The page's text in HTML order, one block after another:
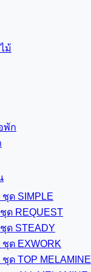
ม้
พัก
ด SIMPLE
ด REQUEST
ด STEADY
ด EXWORK
ด TOP MELAMINE